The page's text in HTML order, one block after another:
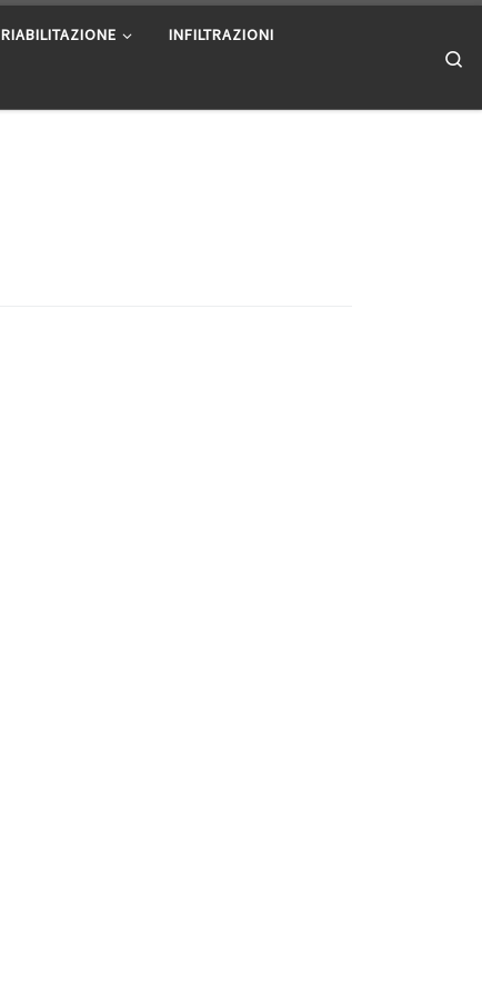
RIABILITAZIONE INFILTRAZIONI